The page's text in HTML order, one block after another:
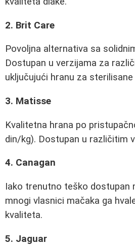
2. Brit Care
Povoljna alternativa sa
Dostupan u verzijama za
uključujući hranu za sterilisane
3. Matisse
Kvalitetna hrana po
din/kg). Dostupan u različitim
4. Canagan
Iako trenutno teško dostupan
mnogi vlasnici mačaka ga
kvaliteta.
5. Jaguar